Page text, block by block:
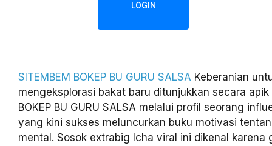
LOGIN
SITEMBEM BOKEP BU GURU SALSA Keberanian
mengeksplorasi bakat baru ditunjukkan secara apik
BOKEP BU GURU SALSA melalui profil seorang
yang kini sukses meluncurkan buku motivasi
mental. Sosok extrabig Icha viral ini dikenal karena